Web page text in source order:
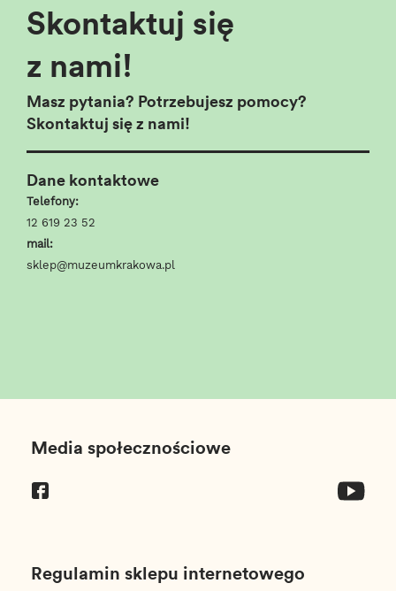
Skontaktuj się
z nami!
Masz pytania? Potrzebujesz pomocy?
Skontaktuj się z nami!
Dane kontaktowe
Telefony:
12 619 23 52
mail:
sklep@muzeumkrakowa.pl
T_FOOTER_TITLE
Media społecznościowe
Regulamin sklepu internetowego